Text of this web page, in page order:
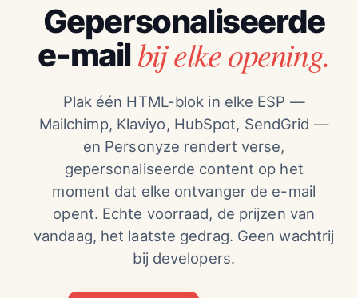
Gepersonaliseerde
e-mailbij elke opening.
Plak één HTML-blok in elke ESP —
Mailchimp, Klaviyo, HubSpot, SendGrid —
en Personyze rendert verse,
gepersonaliseerde content op het
moment dat elke ontvanger de e-mail
opent. Echte voorraad, de prijzen van
vandaag, het laatste gedrag. Geen wachtrij
bij developers.